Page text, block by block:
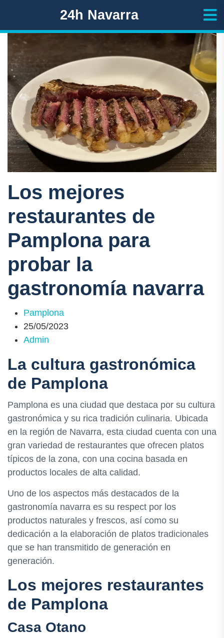
24h Navarra
Los mejores
restaurantes de
Pamplona para
probar la
gastronomía navarra
Pamplona
25/05/2023
Admin
La cultura gastronómica
de Pamplona
Pamplona es una ciudad que destaca por su cultura
gastronómica y su rica tradición culinaria. Ubicada
en la región de Navarra, esta ciudad cuenta con una
gran variedad de restaurantes que ofrecen platos
típicos de la zona, con una cocina basada en
productos locales de alta calidad.
Uno de los aspectos más destacados de la
gastronomía navarra es su respect por los
productos naturales y frescos, así como su
dedicación a la elaboración de platos tradicionales
que se han transmitido de generación en
generación.
Los mejores restaurantes
de Pamplona
Casa Otano